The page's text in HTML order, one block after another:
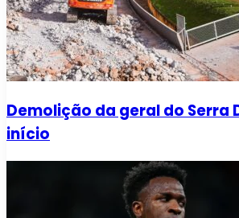
Demolição da geral do Serra
início